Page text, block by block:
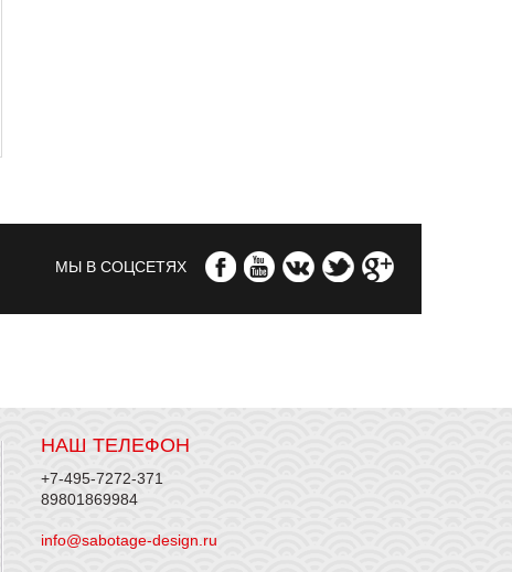
МЫ В СОЦСЕТЯХ
НАШ ТЕЛЕФОН
+7-495-7272-371
89801869984
info@sabotage-design.ru